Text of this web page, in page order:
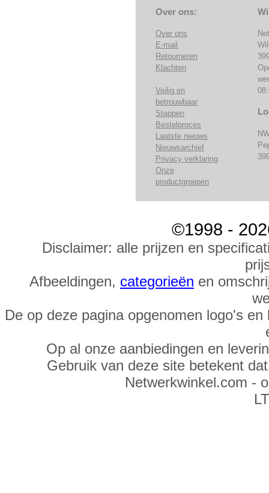
Over ons:
Over ons
E-mail
Retourneren
Klachten
Veilig en
betrouwbaar
Stappen
Bestelproces
Laatste nieuws
Nieuwsarchief
Privacy verklaring
Onze
productgroepen
©1998 -
Disclaimer: alle prijzen en
Afbeeldingen, categorieën en
De op deze pagina opgenomen logo's
Op al onze aanbiedingen en
Gebruik van deze site betekent
Netwerkwinkel.com -